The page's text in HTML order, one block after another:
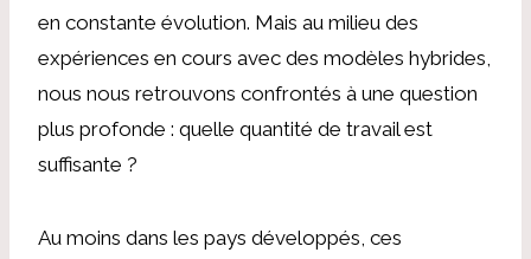
en constante évolution. Mais au milieu des
expériences en cours avec des modèles hybrides,
nous nous retrouvons confrontés à une question
plus profonde : quelle quantité de travail est
suffisante ?
Au moins dans les pays développés, ces